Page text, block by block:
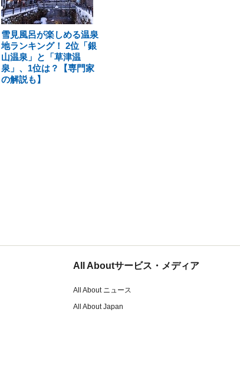
雪見風呂が楽しめる温泉
地ランキング！ 2位「銀
山温泉」と「草津温
泉」、1位は？【専門家
の解説も】
All Aboutサービス・メディア
All About ニュース
All About Japan